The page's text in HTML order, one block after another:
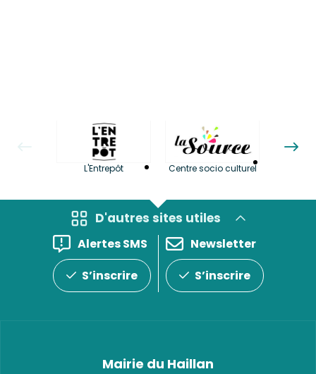
L'Entrepôt Centre socio culturel
D'autres sites utiles
Alertes SMS
S’inscrire
Newsletter
S’inscrire
Mairie du Haillan